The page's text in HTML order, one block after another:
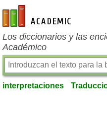
es-academic.com
Los diccionarios y las
Académico
interpretaciones